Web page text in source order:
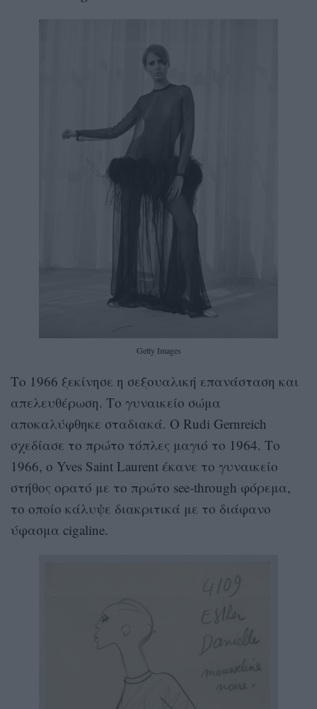
Getty Images
Το 1966 ξεκίνησε η σεξουαλική επανάσταση και
απελευθέρωση. Το γυναικείο σώμα
αποκαλύφθηκε σταδιακά. Ο Rudi Gernreich
σχεδίασε το πρώτο τόπλες μαγιό το 1964. Το
1966, ο Yves Saint Laurent έκανε το γυναικείο
στήθος ορατό με το πρώτο see-through φόρεμα,
το οποίο κάλυψε διακριτικά με το διάφανο
ύφασμα cigaline.